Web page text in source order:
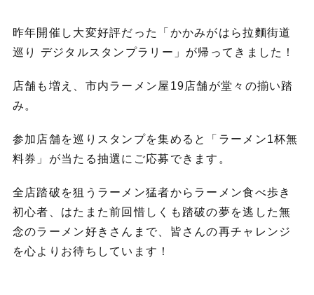
昨年開催し大変好評だった「かかみがはら拉麵街道
巡り デジタルスタンプラリー」が帰ってきました！
店舗も増え、市内ラーメン屋19店舗が堂々の揃い踏
み。
参加店舗を巡りスタンプを集めると「ラーメン1杯無
料券」が当たる抽選にご応募できます。
全店踏破を狙うラーメン猛者からラーメン食べ歩き
初心者、はたまた前回惜しくも踏破の夢を逃した無
念のラーメン好きさんまで、皆さんの再チャレンジ
を心よりお待ちしています！